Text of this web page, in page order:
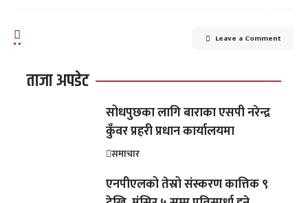
Leave a Comment
ताजा अपडेट
सोधपुछका लागि बाराका एसपी नरेन्द्र
कुँवर प्रहरी प्रधान कार्यालयमा
समाचार
एनपीएलको तेस्रो संस्करण कात्तिक ९